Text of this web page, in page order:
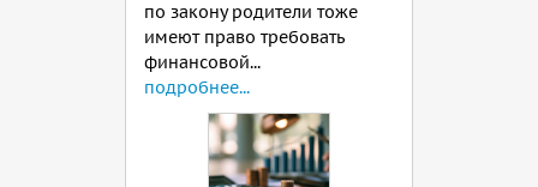
по закону родители тоже
имеют право требовать
финансовой...
подробнее...